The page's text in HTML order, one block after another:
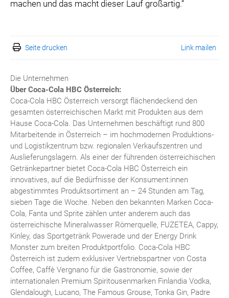
machen und das macht dieser Lauf großartig.“
Seite drucken Link mailen
Die Unternehmen
Über Coca-Cola HBC Österreich:
Coca-Cola HBC Österreich versorgt flächendeckend den
gesamten österreichischen Markt mit Produkten aus dem
Hause Coca-Cola. Das Unternehmen beschäftigt rund 800
Mitarbeitende in Österreich – im hochmodernen Produktions-
und Logistikzentrum bzw. regionalen Verkaufszentren und
Auslieferungslagern. Als einer der führenden österreichischen
Getränkepartner bietet Coca-Cola HBC Österreich ein
innovatives, auf die Bedürfnisse der Konsument:innen
abgestimmtes Produktsortiment an – 24 Stunden am Tag,
sieben Tage die Woche. Neben den bekannten Marken Coca-
Cola, Fanta und Sprite zählen unter anderem auch das
österreichische Mineralwasser Römerquelle, FUZETEA, Cappy,
Kinley, das Sportgetränk Powerade und der Energy Drink
Monster zum breiten Produktportfolio. Coca-Cola HBC
Österreich ist zudem exklusiver Vertriebspartner von Costa
Coffee, Caffè Vergnano für die Gastronomie, sowie der
internationalen Premium Spiritousenmarken Finlandia Vodka,
Glendalough, Lucano, The Famous Grouse, Tonka Gin, Padre